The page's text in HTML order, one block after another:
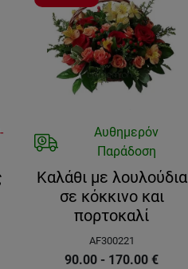
Αυθημερόν
Παράδοση
Καλάθι με λουλούδια
σε κόκκινο και
πορτοκαλί
AF300221
90.00 - 170.00 €